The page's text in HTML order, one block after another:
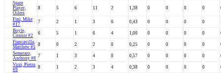
Spare
Player,
Oilers
8 5 6 11 2 1,38 0 0 0 0
Fini, Mike
#17
7 2 1 3 0 0,43 0 0 0 0
Boyle,
Connor #2
6 5 1 6 4 1,00 0 0 0 0
Francavilla,
Matthew #5 8 0 2 2 0 0,25 0 0 0 0
Semeraro,
Anthony #8 7 1 3 4 0 0,57 0 0 0 0
Virzi, Pietro
#9
8 1 2 3 4 0,38 0 0 0 0